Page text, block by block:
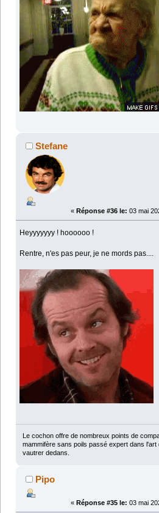
Stefane
« Réponse #36 le: 03 mai
Heyyyyyyy ! hoooooo !
Rentre, n'es pas peur, je ne mords pas....
Le cochon offre de nombreux points de
mammifère sans poils passé expert dans
vautrer dedans.
Pipo
« Réponse #35 le: 03 mai